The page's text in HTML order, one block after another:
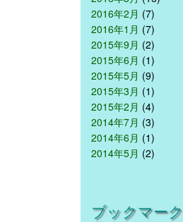
2016年2月 (7)
2016年1月 (7)
2015年9月 (2)
2015年6月 (1)
2015年5月 (9)
2015年3月 (1)
2015年2月 (4)
2014年7月 (3)
2014年6月 (1)
2014年5月 (2)
ブックマーク